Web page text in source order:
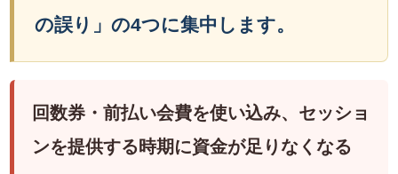
の誤り」の4つに集中します。
回数券・前払い会費を使い込み、セッショ
ンを提供する時期に資金が足りなくなる